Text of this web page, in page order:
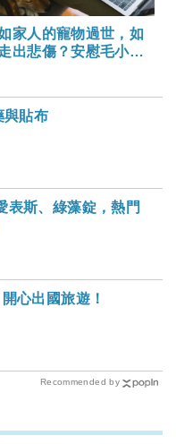
家人的寵物過世，如
出悲傷？安慰毛小孩
與貼布
表斯、綠藻錠，熱門
心出國旅遊！
Recommended by